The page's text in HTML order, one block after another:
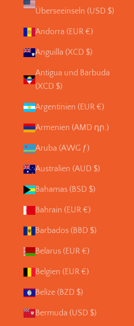
Überseeinseln (USD $)
Andorra (EUR €)
Anguilla (XCD $)
Antigua und Barbuda
(XCD $)
Argentinien (EUR €)
Armenien (AMD դր.)
Aruba (AWG ƒ)
Australien (AUD $)
Bahamas (BSD $)
Bahrain (EUR €)
Barbados (BBD $)
Belarus (EUR €)
Belgien (EUR €)
Belize (BZD $)
Bermuda (USD $)